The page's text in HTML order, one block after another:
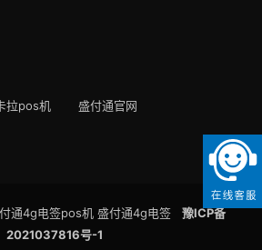
拉pos机
盛付通官网
通4g电签pos机 盛付通4g电签 豫ICP备
2021037816号-1